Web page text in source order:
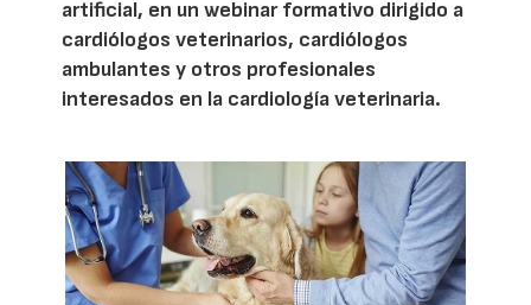
artificial, en un webinar formativo dirigido a
cardiólogos veterinarios, cardiólogos
ambulantes y otros profesionales
interesados en la cardiología veterinaria.